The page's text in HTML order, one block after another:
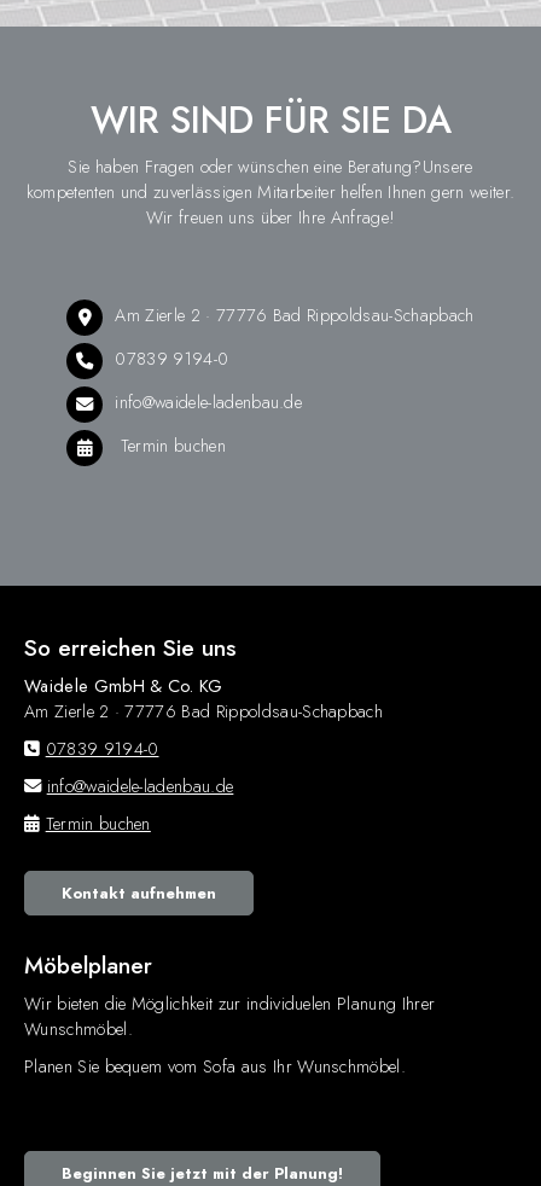
WIR SIND FÜR SIE DA
Sie haben Fragen oder wünschen eine Beratung?Unsere
kompetenten und zuverlässigen Mitarbeiter helfen Ihnen gern weiter.
Wir freuen uns über Ihre Anfrage!
Am Zierle 2 · 77776 Bad Rippoldsau-Schapbach
07839 9194-0
info@waidele-ladenbau.de
Termin buchen
So erreichen Sie uns
Waidele GmbH & Co. KG
Am Zierle 2 · 77776 Bad Rippoldsau-Schapbach
07839 9194-0
info@waidele-ladenbau.de
Termin buchen
Kontakt aufnehmen
Möbelplaner
Wir bieten die Möglichkeit zur individuelen Planung Ihrer
Wunschmöbel.
Planen Sie bequem vom Sofa aus Ihr Wunschmöbel.
Beginnen Sie jetzt mit der Planung!